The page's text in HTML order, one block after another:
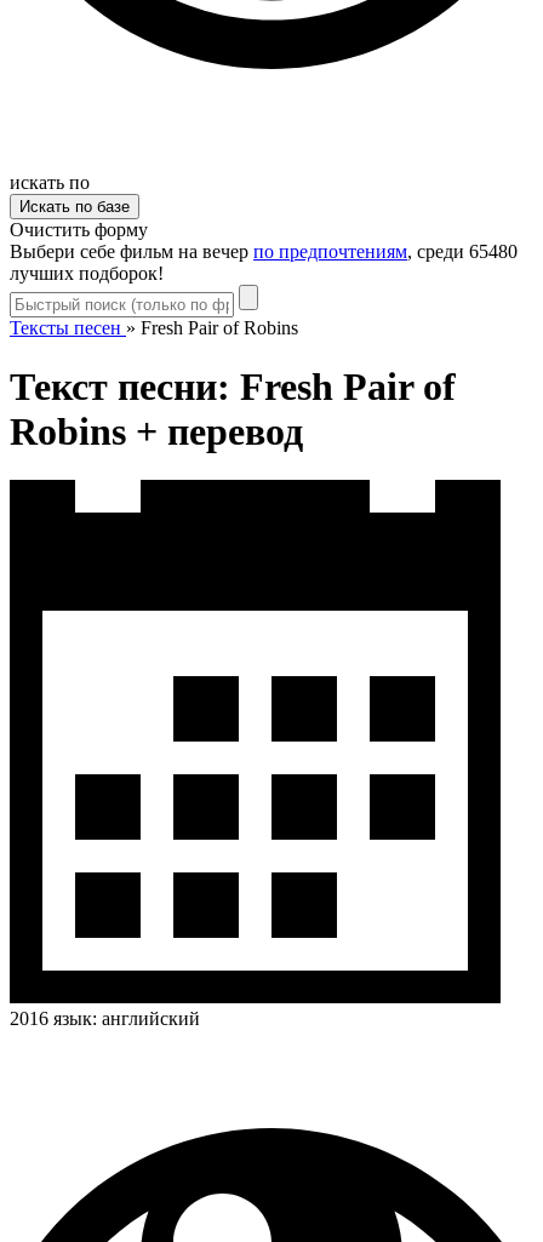
искать по
Очистить форму
Выбери себе фильм на вечер по предпочтениям, среди 65480
лучших подборок!
Тексты песен » Fresh Pair of Robins
Текст песни: Fresh Pair of
Robins + перевод
2016 язык: английский